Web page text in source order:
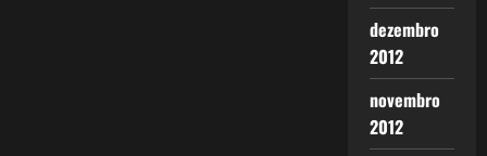
dezembro
2012
novembro
2012